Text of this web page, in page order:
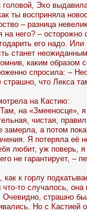
головой, Эхо
ты восприняла
– разница
него? – осторожно
его надо.
станет
каким образом
спросила: –
что Лекса
на Кастию:
на «Змееносце», я
чистая,
замерла, а потом
Я потеряла её
любит, уж поверь,
не гарантирует, –
как к горлу
то случалось,
Очевидно, страшно
Но с Кастией